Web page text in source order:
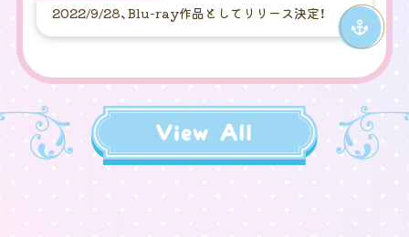
2022/9/28、Blu-ray作品としてリリース決定！